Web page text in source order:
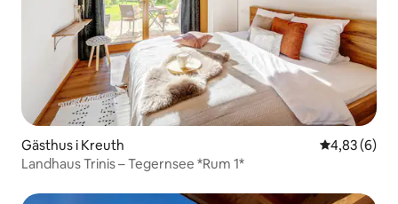
Gästhus i Kreuth 4,83 av 5 i
4,83 (6)
Landhaus Trinis – Tegernsee *Rum 1*